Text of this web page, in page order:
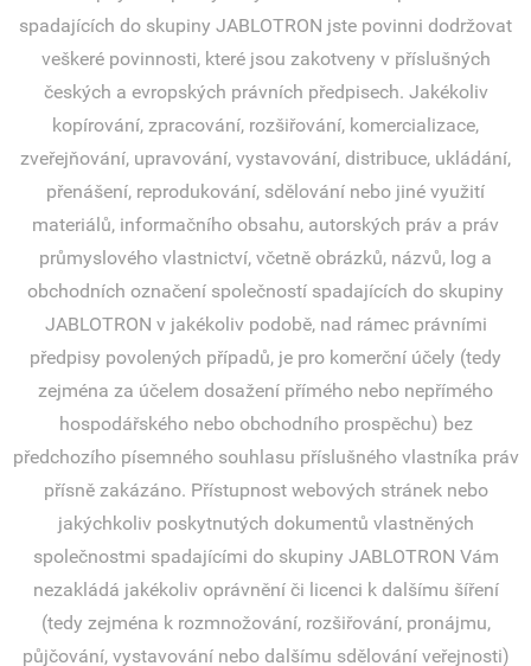
spadajících do skupiny JABLOTRON jste povinni dodržovat
veškeré povinnosti, které jsou zakotveny v příslušných
českých a evropských právních předpisech. Jakékoliv
kopírování, zpracování, rozšiřování, komercializace,
zveřejňování, upravování, vystavování, distribuce, ukládání,
přenášení, reprodukování, sdělování nebo jiné využití
materiálů, informačního obsahu, autorských práv a práv
průmyslového vlastnictví, včetně obrázků, názvů, log a
obchodních označení společností spadajících do skupiny
JABLOTRON v jakékoliv podobě, nad rámec právními
předpisy povolených případů, je pro komerční účely (tedy
zejména za účelem dosažení přímého nebo nepřímého
hospodářského nebo obchodního prospěchu) bez
předchozího písemného souhlasu příslušného vlastníka práv
přísně zakázáno. Přístupnost webových stránek nebo
jakýchkoliv poskytnutých dokumentů vlastněných
společnostmi spadajícími do skupiny JABLOTRON Vám
nezakládá jakékoliv oprávnění či licenci k dalšímu šíření
(tedy zejména k rozmnožování, rozšiřování, pronájmu,
půjčování, vystavování nebo dalšímu sdělování veřejnosti)